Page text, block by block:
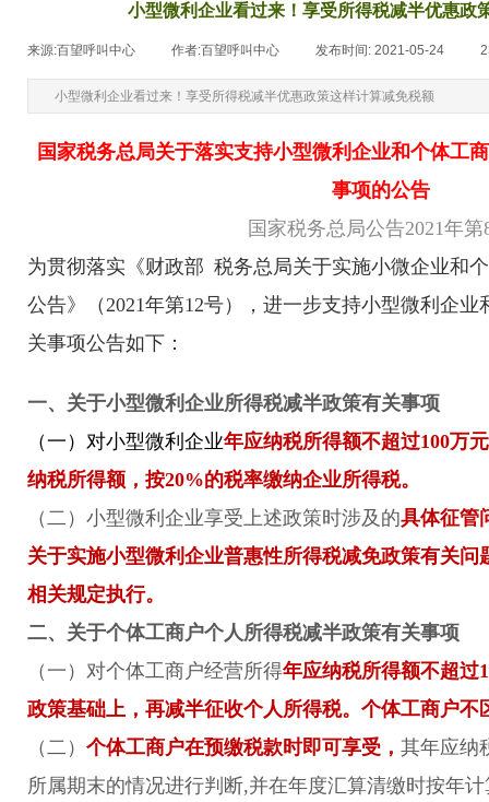
小型微利企业看过来！享受所得税减半优惠政
来源:百望呼叫中心 作者:百望呼叫中心 发布时间: 2021-05-24
小型微利企业看过来！享受所得税减半优惠政策这样计算减免税额
国家税务总局关于落实支持小型微利企业和个体工
事项的公告
国家税务总局公告2021年第
为贯彻落实《财政部 税务总局关于实施小微企业和
公告》（2021年第12号），进一步支持小型微利企
关事项公告如下：
一、关于小型微利企业所得税减半政策有关事项
（一）对小型微利企业年应纳税所得额不超过100万
纳税所得额，按20%的税率缴纳企业所得税。
（二）小型微利企业享受上述政策时涉及的具体征管
关于实施小型微利企业普惠性所得税减免政策有关问
相关规定执行。
二、关于个体工商户个人所得税减半政策有关事项
（一）对个体工商户经营所得年应纳税所得额不超过
政策基础上，再减半征收个人所得税。个体工商户不
（二） 个体工商户在预缴税款时即可享受， 其年应纳
所属期末的情况进行判断,并在年度汇算清缴时按年